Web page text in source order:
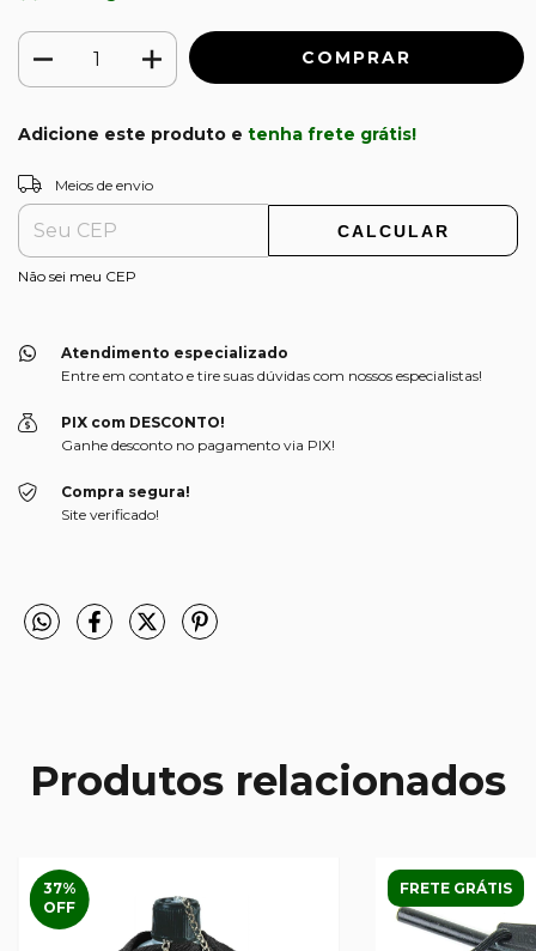
Adicione este produto e tenha frete grátis!
Entregas para o CEP:
Meios de envio
CALCULAR
Não sei meu CEP
Atendimento especializado
Entre em contato e tire suas dúvidas com nossos especialistas!
PIX com DESCONTO!
Ganhe desconto no pagamento via PIX!
Compra segura!
Site verificado!
Produtos relacionados
37%
OFF
FRETE GRÁTIS